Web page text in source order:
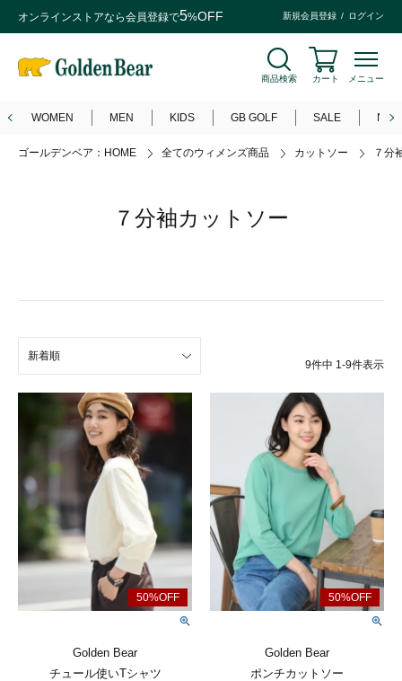
オンラインストアなら会員登録で5%OFF 新規会員登録 ログイン
商品検索 カート メニュー
WOMEN MEN KIDS GB GOLF SALE
ゴールデンベア：HOME 全てのウィメンズ商品 カットソー ７分
７分袖カットソー
新着順
9件中 1 -9件表示
Golden Bear
チュール使いTシャツ
Golden Bear
ポンチカットソー